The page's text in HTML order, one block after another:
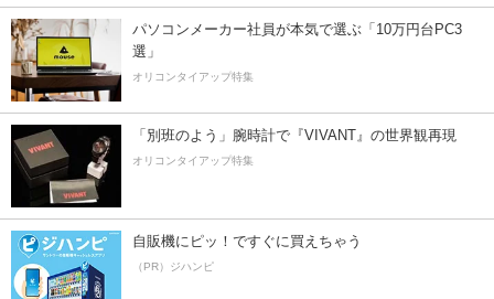
パソコンメーカー社員が本気で選ぶ「10万円台PC3
選」
オリコンタイアップ特集
「別班のよう」腕時計で『VIVANT』の世界観再現
オリコンタイアップ特集
自販機にピッ！ですぐに買えちゃう
（PR）ジハンピ